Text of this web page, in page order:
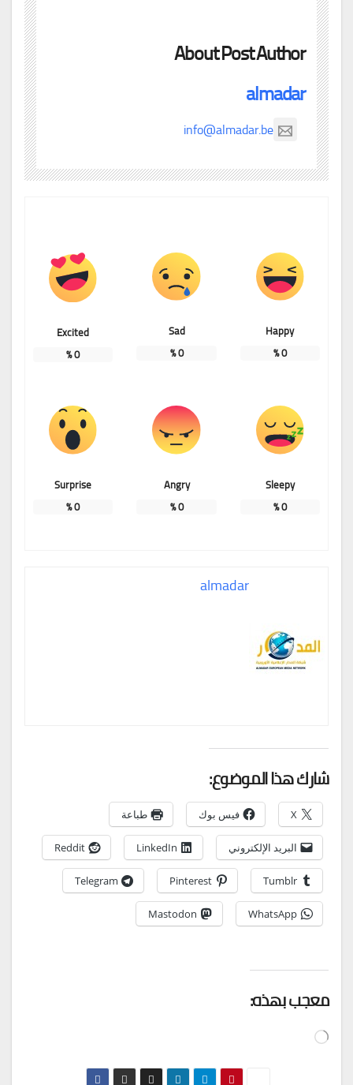
About Post Author
almadar
info@almadar.be
Happy
0
%
Sad
0
%
Excited
0
%
Sleepy
0
%
Angry
0
%
Surprise
0
%
almadar
شارك هذا الموضوع:
X فيس بوك طباعة
البريد الإلكتروني LinkedIn
Reddit
Tumblr
Pinterest
Telegram
WhatsApp
Mastodon
معجب بهذه:
جاري